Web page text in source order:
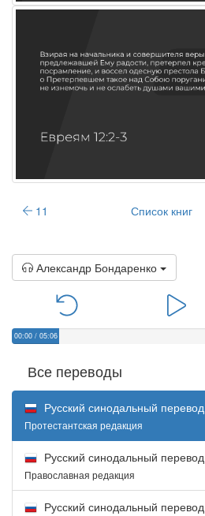
11 Список книг
Александр Бондаренко
00:00 / 05:06
Все переводы
Русский синодальный перевод
Протестантская редакция
Русский синодальный перевод
Православная редакция
Русский синодальный перевод